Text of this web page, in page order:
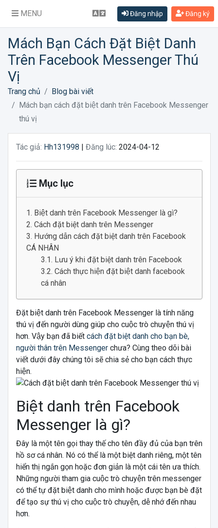
MENU Đăng nhập Đăng ký
Mách Bạn Cách Đặt Biệt Danh
Trên Facebook Messenger Thú
Vị
Trang chủ
Blog bài viết
Mách bạn cách đặt biệt danh trên Facebook Messenger
thú vị
Tác giả: Hh131998 | Đăng lúc: 2024-04-12
Mục lục
Biệt danh trên Facebook Messenger là gì?
Cách đặt biệt danh trên Messenger
Hướng dẫn cách đặt biệt danh trên Facebook
CÁ NHÂN
Lưu ý khi đặt biệt danh trên Facebook
Cách thực hiện đặt biệt danh facebook
cá nhân
Đặt biệt danh trên Facebook Messenger là tính năng
thú vị đến người dùng giúp cho cuộc trò chuyện thú vị
hơn. Vậy bạn đã biết cách đặt biệt danh cho bạn bè,
người thân trên Messengerchưa? Cùng theo dõi bài
viết dưới đây chúng tôi sẽ chia sẻ cho bạn cách thực
hiện.
Biệt danh trên Facebook
Messenger là gì?
Đây là một tên gọi thay thế cho tên đầy đủ của bạn trên
hồ sơ cá nhân. Nó có thể là một biệt danh riêng, một tên
hiển thị ngắn gọn hoặc đơn giản là một cái tên ưa thích.
Những người tham gia cuộc trò chuyện trên messenger
có thể tự đặt biệt danh cho mình hoặc được bạn bè đặt
để tạo sự thú vị cho cuộc trò chuyện, dễ nhớ đến nhau
hơn.